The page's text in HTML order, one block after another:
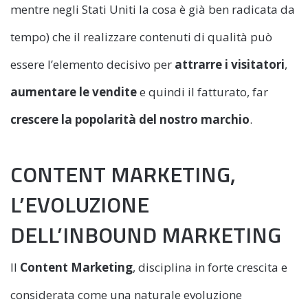
mentre negli Stati Uniti la cosa è già ben radicata da
tempo) che il realizzare contenuti di qualità può
essere l’elemento decisivo per attrarre i visitatori,
aumentare le venditee quindi il fatturato, far
crescere la popolarità del nostro marchio.
CONTENT MARKETING,
L’EVOLUZIONE
DELL’INBOUND MARKETING
Il Content Marketing, disciplina in forte crescita e
considerata come una naturale evoluzione